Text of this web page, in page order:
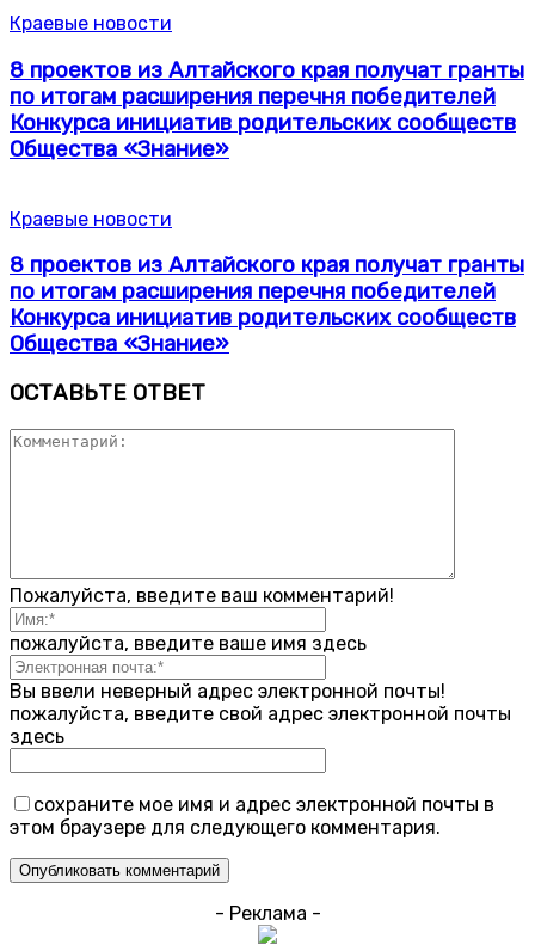
Краевые новости
8 проектов из Алтайского края получат гранты
по итогам расширения перечня победителей
Конкурса инициатив родительских сообществ
Общества «Знание»
Краевые новости
8 проектов из Алтайского края получат гранты
по итогам расширения перечня победителей
Конкурса инициатив родительских сообществ
Общества «Знание»
ОСТАВЬТЕ ОТВЕТ
Пожалуйста, введите ваш комментарий!
пожалуйста, введите ваше имя здесь
Вы ввели неверный адрес электронной почты!
пожалуйста, введите свой адрес электронной почты
здесь
сохраните мое имя и адрес электронной почты в
этом браузере для следующего комментария.
- Реклама -